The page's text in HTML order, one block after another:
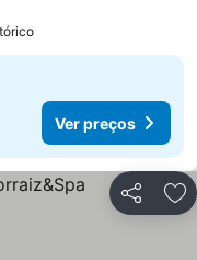
Ver preços
Partilhar